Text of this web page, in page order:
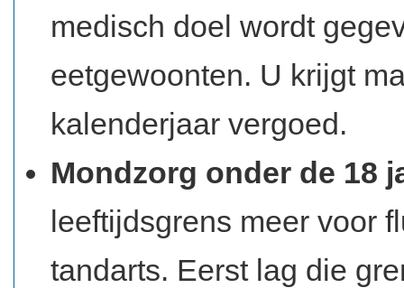
medisch doel wordt
eetgewoonten. U krijgt
kalenderjaar vergoed.
Mondzorg onder de 18
leeftijdsgrens meer voor
tandarts. Eerst lag die